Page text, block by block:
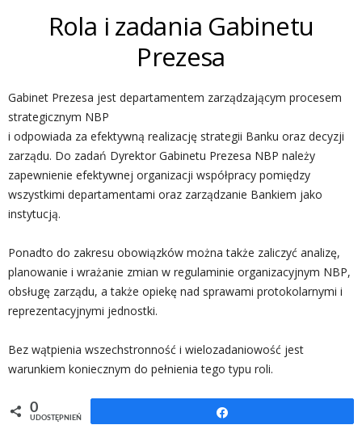
Rola i zadania Gabinetu
Prezesa
Gabinet Prezesa jest departamentem zarządzającym procesem
strategicznym NBP
i odpowiada za efektywną realizację strategii Banku oraz decyzji
zarządu. Do zadań Dyrektor Gabinetu Prezesa NBP należy
zapewnienie efektywnej organizacji współpracy pomiędzy
wszystkimi departamentami oraz zarządzanie Bankiem jako
instytucją.
Ponadto do zakresu obowiązków można także zaliczyć analizę,
planowanie i wrażanie zmian w regulaminie organizacyjnym NBP,
obsługę zarządu, a także opiekę nad sprawami protokolarnymi i
reprezentacyjnymi jednostki.
Bez wątpienia wszechstronność i wielozadaniowość jest
warunkiem koniecznym do pełnienia tego typu roli.
0
UDOSTĘPNIEŃ